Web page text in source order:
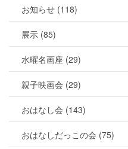
お知らせ (118)
展示 (85)
水曜名画座 (29)
親子映画会 (29)
おはなし会 (143)
おはなしだっこの会 (75)